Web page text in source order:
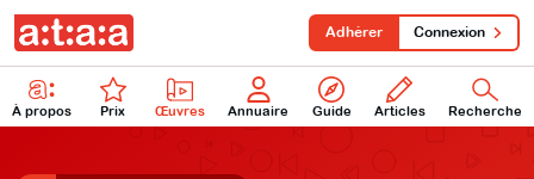
À propos Prix Œuvres Annuaire Guide Articles Recherche
Adhérer Connexion